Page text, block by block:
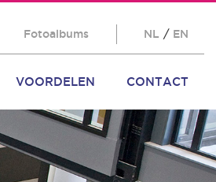
Fotoalbums NL / EN
VOORDELEN CONTACT